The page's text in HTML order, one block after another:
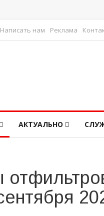
Написать нам Реклама
АКТУАЛЬНО